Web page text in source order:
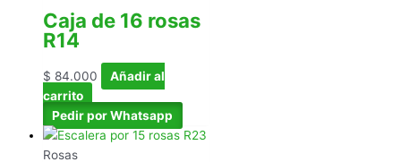
Caja de 16 rosas
R14
$ 84.000
Añadir al
carrito
Pedir por Whatsapp
Rosas